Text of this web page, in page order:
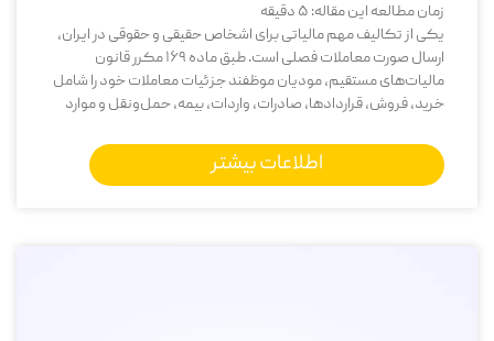
زمان مطالعه این مقاله:5 دقیقه
یکی از تکالیف مهم مالیاتی برای اشخاص حقیقی و حقوقی در ایران،
ارسال صورت معاملات فصلی است. طبق ماده 169 مکرر قانون
مالیات‌های مستقیم، مودیان موظفند جزئیات معاملات خود را شامل
خرید، فروش، قراردادها، صادرات، واردات، بیمه، حمل‌ونقل و موارد
اطلاعات بیشتر